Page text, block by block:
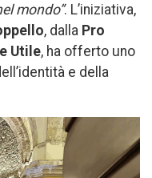
mondo”. L’iniziativa,
, dalla Pro
Utile, ha offerto uno
e della